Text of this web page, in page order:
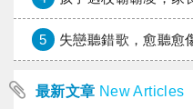
5 失戀聽錯歌，愈聽愈
最新文章 New Articles